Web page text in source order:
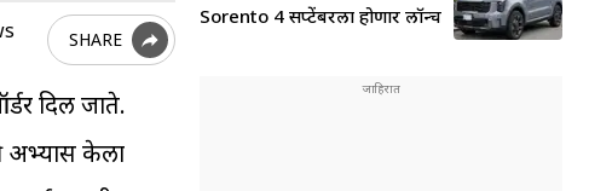
SHARE
दिली जाते.
अभ्यास केला
Sorento 4 सप्टेंबरला होणार लॉन्च